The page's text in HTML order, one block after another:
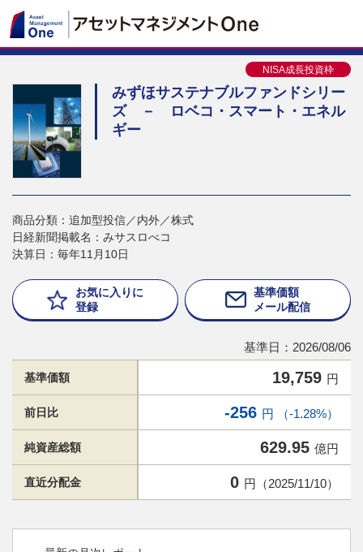
NISA成長投資枠
みずほサステナブルファンドシリー
ズ － ロベコ・スマート・エネル
ギー
商品分類：追加型投信／内外／株式
日経新聞掲載名：みサスロべコ
決算日：毎年11月10日
お気に入りに
登録
基準価額
メール配信
基準日：2026/08/06
基準価額 19,759 円
前日比 -256 円 （-1.28%）
純資産総額 629.95 億円
直近分配金 0 円（2025/11/10）